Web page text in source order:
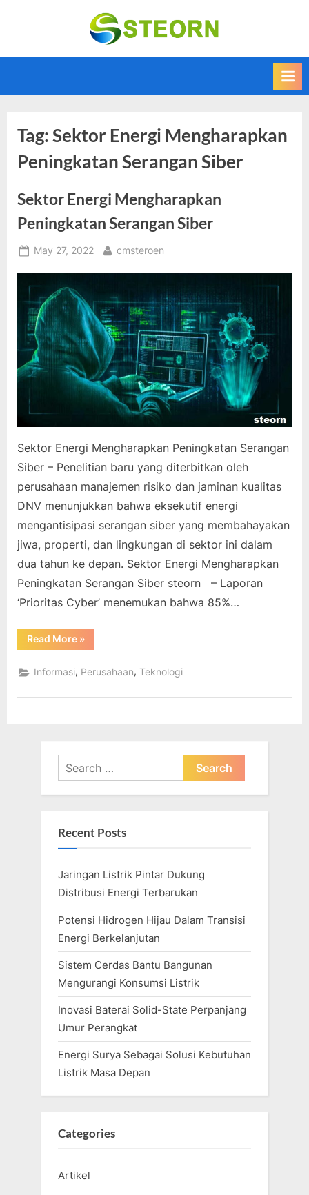
Informasi
Terkini dan
Informasi teknologi
terbaru dan
Tag:Sektor Energi Mengharapkan
Peningkatan Serangan Siber
Sektor Energi Mengharapkan
Peningkatan Serangan Siber
Posted
May 27, 2022 By
cmsteroen
Sektor Energi Mengharapkan Peningkatan Serangan
Siber – Penelitian baru yang diterbitkan oleh
perusahaan manajemen risiko dan jaminan kualitas
DNV menunjukkan bahwa eksekutif energi
mengantisipasi serangan siber yang membahayakan
jiwa, properti, dan lingkungan di sektor ini dalam
dua tahun ke depan. Sektor Energi Mengharapkan
Peningkatan Serangan Siber steorn – Laporan
‘Prioritas Cyber’ menemukan bahwa 85%…
Read More“Sektor
Energi
Peningkatan
Serangan
»
Informasi, Perusahaan,Teknologi
Search
for:
Recent Posts
Jaringan Listrik Pintar Dukung
Distribusi Energi Terbarukan
Potensi Hidrogen Hijau Dalam Transisi
Energi Berkelanjutan
Sistem Cerdas Bantu Bangunan
Mengurangi Konsumsi Listrik
Inovasi Baterai Solid-State Perpanjang
Umur Perangkat
Energi Surya Sebagai Solusi Kebutuhan
Listrik Masa Depan
Categories
Artikel